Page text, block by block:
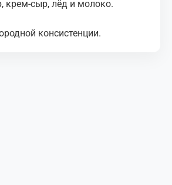
крем-сыр, лёд и молоко.
консистенции.